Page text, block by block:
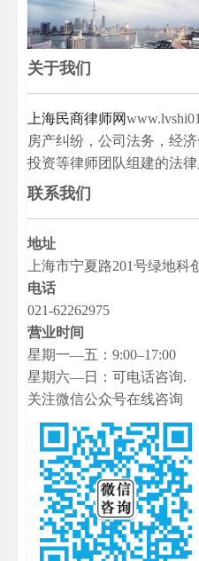
关于我们
上海民商律师网
房产纠纷，公司法务，经
投资等律师团队组建的法律
联系我们
地址
上海市宁夏路201号绿地科
电话
021-62262975
营业时间
星期一—五：9:00–17:00
星期六—日：可电话咨询.
关注微信公众号在线咨询